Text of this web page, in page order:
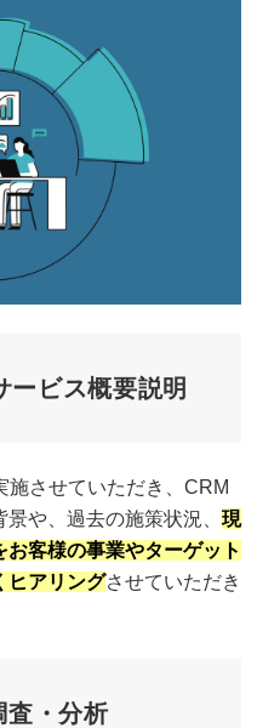
ビス概要説明
施させていただき、CRM
や、過去の施策状況、 現
客様の事業やターゲット
ヒアリングさせていただき
・分析